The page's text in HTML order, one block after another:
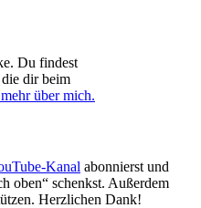
Du findest
dir beim
über mich.
Kanal abonnierst und
oben“ schenkst. Außerdem
Herzlichen Dank!